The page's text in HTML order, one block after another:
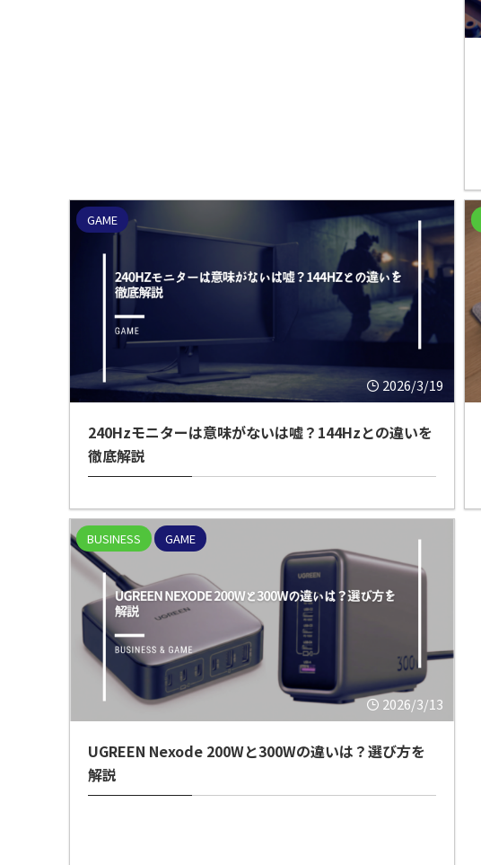
2026/3/19
GAME
240Hzモニターは意味がないは嘘？144Hzとの違いを
徹底解説
2026/3/13
BUSINESS GAME
UGREEN Nexode 200Wと300Wの違いは？選び方を
解説